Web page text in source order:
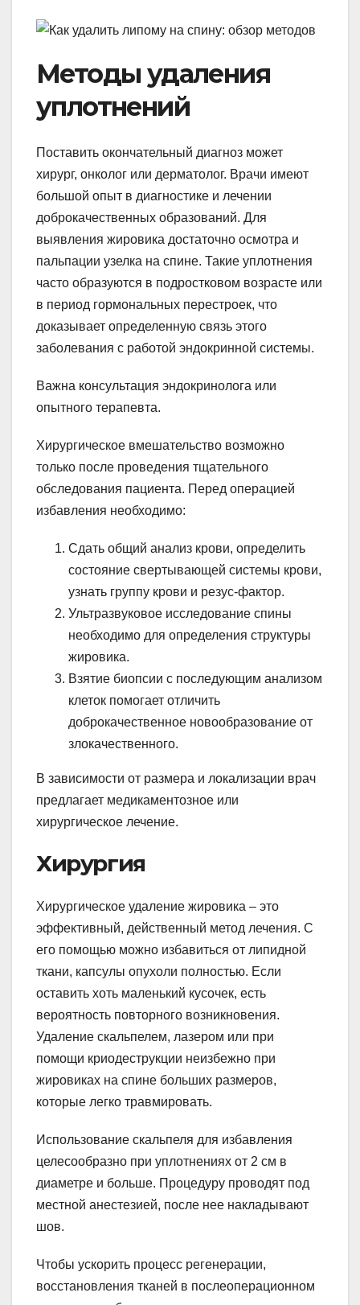
Методы удаления
уплотнений
Поставить окончательный диагноз может
хирург, онколог или дерматолог. Врачи имеют
большой опыт в диагностике и лечении
доброкачественных образований. Для
выявления жировика достаточно осмотра и
пальпации узелка на спине. Такие уплотнения
часто образуются в подростковом возрасте или
в период гормональных перестроек, что
доказывает определенную связь этого
заболевания с работой эндокринной системы.
Важна консультация эндокринолога или
опытного терапевта.
Хирургическое вмешательство возможно
только после проведения тщательного
обследования пациента. Перед операцией
избавления необходимо:
Сдать общий анализ крови, определить
состояние свертывающей системы крови,
узнать группу крови и резус-фактор.
Ультразвуковое исследование спины
необходимо для определения структуры
жировика.
Взятие биопсии с последующим анализом
клеток помогает отличить
доброкачественное новообразование от
злокачественного.
В зависимости от размера и локализации врач
предлагает медикаментозное или
хирургическое лечение.
Хирургия
Хирургическое удаление жировика – это
эффективный, действенный метод лечения. С
его помощью можно избавиться от липидной
ткани, капсулы опухоли полностью. Если
оставить хоть маленький кусочек, есть
вероятность повторного возникновения.
Удаление скальпелем, лазером или при
помощи криодеструкции неизбежно при
жировиках на спине больших размеров,
которые легко травмировать.
Использование скальпеля для избавления
целесообразно при уплотнениях от 2 см в
диаметре и больше. Процедуру проводят под
местной анестезией, после нее накладывают
шов.
Чтобы ускорить процесс регенерации,
восстановления тканей в послеоперационном